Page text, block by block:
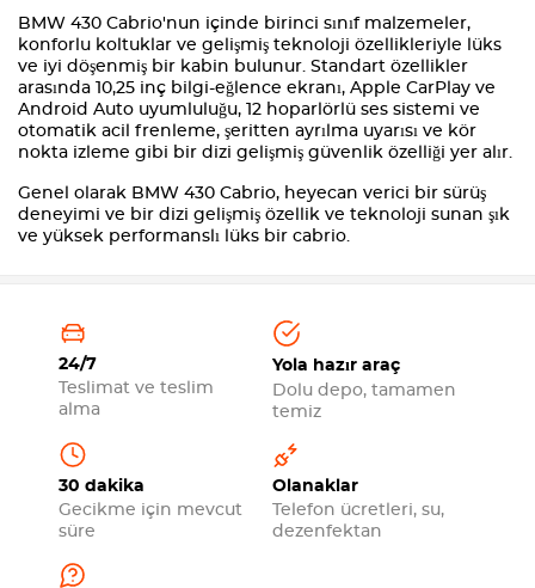
BMW 430 Cabrio'nun içinde birinci sınıf malzemeler,
konforlu koltuklar ve gelişmiş teknoloji özellikleriyle lüks
ve iyi döşenmiş bir kabin bulunur. Standart özellikler
arasında 10,25 inç bilgi-eğlence ekranı, Apple CarPlay ve
Android Auto uyumluluğu, 12 hoparlörlü ses sistemi ve
otomatik acil frenleme, şeritten ayrılma uyarısı ve kör
nokta izleme gibi bir dizi gelişmiş güvenlik özelliği yer alır.
Genel olarak BMW 430 Cabrio, heyecan verici bir sürüş
deneyimi ve bir dizi gelişmiş özellik ve teknoloji sunan şık
ve yüksek performanslı lüks bir cabrio.
24/7
Teslimat ve teslim
alma
Yola hazır araç
Dolu depo, tamamen
temiz
30 dakika
Gecikme için mevcut
süre
Olanaklar
Telefon ücretleri, su,
dezenfektan